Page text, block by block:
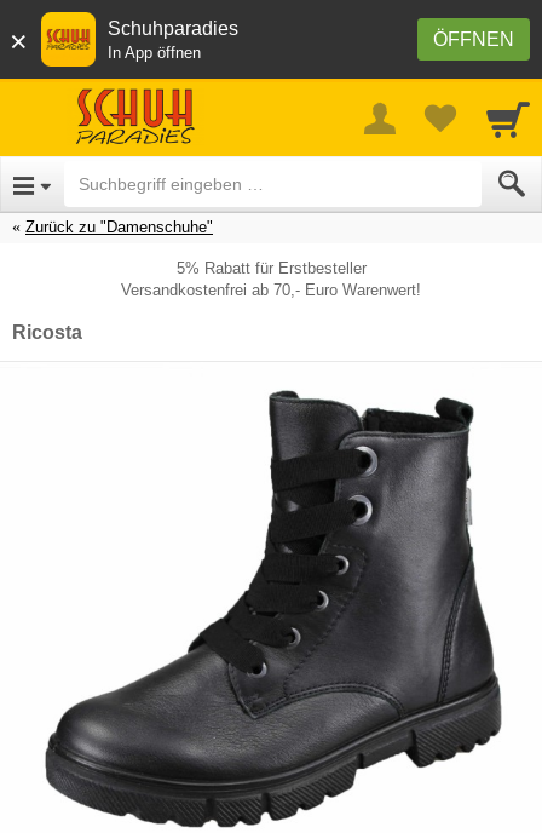
× ÖFFNEN
Schuhparadies
In App öffnen
Zurück zu "Damenschuhe"
5% Rabatt für Erstbesteller
Versandkostenfrei ab 70,- Euro Warenwert!
Ricosta